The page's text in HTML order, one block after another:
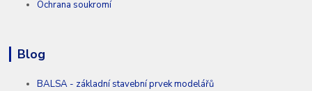
Ochrana soukromí
Blog
BALSA - základní stavební prvek modelářů